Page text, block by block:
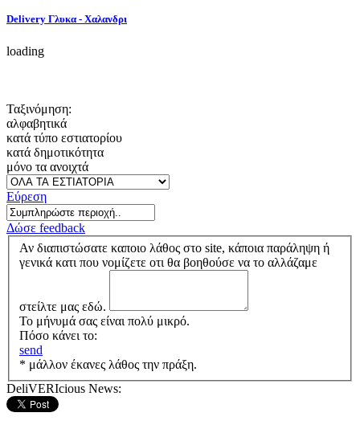
Delivery Γλυκα - Χαλανδρι
loading
Ταξινόμηση:
αλφαβητικά
κατά τύπο εστιατορίου
κατά δημοτικότητα
μόνο τα ανοιχτά
Εύρεση
Δώσε feedback
Αν διαπιστώσατε καποιο λάθος στο site, κάποια παράληψη ή
γενικά κατι που νομίζετε οτι θα βοηθούσε να το αλλάζαμε
στείλτε μας εδώ.
Το μήνυμά σας είναι πολύ μικρό.
Πόσο κάνει το:
send
* μάλλον έκανες λάθος την πράξη.
DeliVERIcious News: